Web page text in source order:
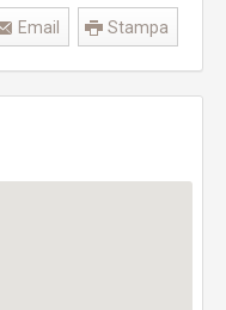
Stampa
Email